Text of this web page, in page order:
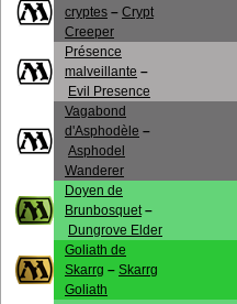
cryptes – Crypt
Creeper
Présence
malveillante –
Evil Presence
Vagabond
d'Asphodèle –
Asphodel
Wanderer
Doyen de
Brunbosquet –
Dungrove Elder
Goliath de
Skarrg – Skarrg
Goliath